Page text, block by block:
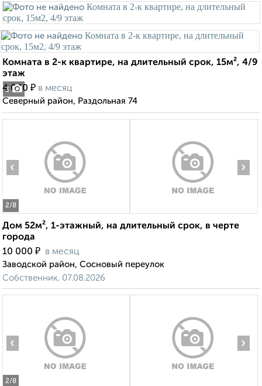
3
Комната в 2-к квартире, на длительный срок, 15м², 4/9
этаж
4 000 ₽ в месяц
Северный район, Раздольная 74
2/8
‹ ›
Дом 52м², 1-этажный, на длительный срок, в черте
города
10 000 ₽ в месяц
Заводской район, Сосновый переулок
Собственник, 07.08.2026
2/8
‹ ›